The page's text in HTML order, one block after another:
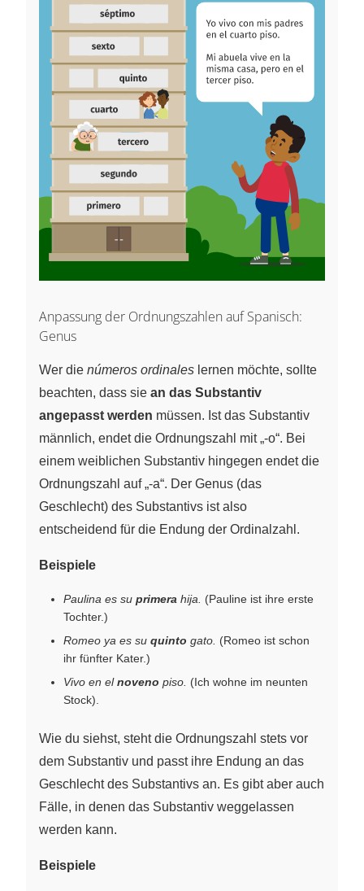
Anpassung der Ordnungszahlen auf Spanisch:
Genus
Wer die números ordinales lernen möchte, sollte
beachten, dass sie an das Substantiv
angepasst werden müssen. Ist das Substantiv
männlich, endet die Ordnungszahl mit „-o“. Bei
einem weiblichen Substantiv hingegen endet die
Ordnungszahl auf „-a“. Der Genus (das
Geschlecht) des Substantivs ist also
entscheidend für die Endung der Ordinalzahl.
Beispiele
Paulina es su primera hija.
(Pauline ist ihre erste
Tochter.)
Romeo ya es su quinto gato. (Romeo ist schon
ihr fünfter Kater.)
Vivo en elnoveno piso. (Ich wohne im neunten
Stock).
Wie du siehst, steht die Ordnungszahl stets vor
dem Substantiv und passt ihre Endung an das
Geschlecht des Substantivs an. Es gibt aber auch
Fälle, in denen das Substantiv weggelassen
werden kann.
Beispiele